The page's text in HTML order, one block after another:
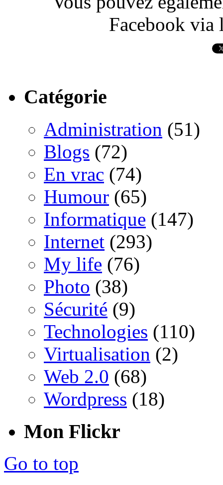
Facebook via
Catégorie
Administration (51)
Blogs (72)
En vrac (74)
Humour (65)
Informatique (147)
Internet (293)
My life (76)
Photo (38)
Sécurité (9)
Technologies (110)
Virtualisation (2)
Web 2.0 (68)
Wordpress (18)
Mon Flickr
Go to top